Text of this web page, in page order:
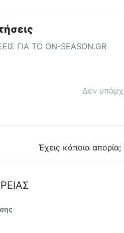
ΓΙΑ ΤΟ ON-SEASON.GR
Δεν
Έχεις κάποια